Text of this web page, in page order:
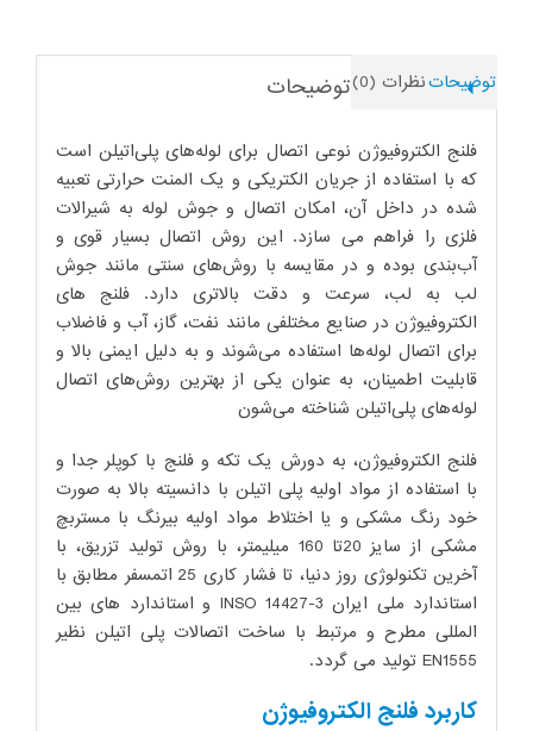
توضیحاتنظرات (0) توضیحات
فلنج الکتروفیوژن نوعی اتصال برای لوله‌های پلی‌اتیلن است
که با استفاده از جریان الکتریکی و یک المنت حرارتی تعبیه
شده در داخل آن، امکان اتصال و جوش لوله به شیرالات
فلزی را فراهم می سازد. این روش اتصال بسیار قوی و
آب‌بندی بوده و در مقایسه با روش‌های سنتی مانند جوش
لب به لب، سرعت و دقت بالاتری دارد. فلنج های
الکتروفیوژن در صنایع مختلفی مانند نفت، گاز، آب و فاضلاب
برای اتصال لوله‌ها استفاده می‌شوند و به دلیل ایمنی بالا و
قابلیت اطمینان، به عنوان یکی از بهترین روش‌های اتصال
لوله‌های پلی‌اتیلن شناخته می‌شون
فلنج اﻟﮑﺘﺮوﻓﯿﻮژن، به دورش یک تکه و فلنج با کوپلر جدا و
ﺑﺎ اﺳﺘﻔﺎده از ﻣﻮاد اوﻟﯿﻪ ﭘﻠﯽ اﺗﯿﻠﻦ ﺑﺎ داﻧﺴﯿﺘﻪ ﺑﺎﻻ ﺑﻪ ﺻﻮرت
ﺧﻮد رﻧﮓ ﻣﺸﮑﯽ و ﯾﺎ اﺧﺘﻼط ﻣﻮاد اوﻟﯿﻪ ﺑﯿﺮﻧﮓ ﺑﺎ ﻣﺴﺘﺮﺑﭻ
ﻣﺸﮑﯽ از ﺳﺎﯾﺰ 20ﺗﺎ 160 ﻣﯿﻠﯿﻤﺘﺮ، ﺑﺎ روش ﺗﻮﻟﯿﺪ ﺗﺰرﯾﻖ، ﺑﺎ
آﺧﺮﯾﻦ ﺗﮑﻨﻮﻟﻮژی روز دﻧﯿﺎ، ﺗﺎ ﻓﺸﺎر ﮐﺎری 25 اﺗﻤﺴﻔﺮ ﻣﻄﺎﺑﻖ ﺑﺎ
اﺳﺘﺎﻧﺪارد ﻣﻠﯽ اﯾﺮان INSO 14427-3 و اﺳﺘﺎﻧﺪارد ﻫﺎی ﺑﯿﻦ
اﻟﻤﻠﻠﯽ ﻣﻄﺮح و ﻣﺮﺗﺒﻂ ﺑﺎ ﺳﺎﺧﺖ اﺗﺼﺎﻻت ﭘﻠﯽ اﺗﯿﻠﻦ ﻧﻈﯿﺮ
EN1555 ﺗﻮﻟﯿﺪ ﻣﯽ ﮔﺮدد.
کاربرد فلنج الکتروفیوژن